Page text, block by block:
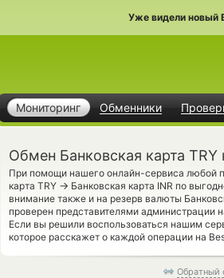
Уже видели новый
Мониторинг Обменники
Обмен Банковская карта TRY
При помощи нашего онлайн-сервиса любой
карта TRY → Банковская карта INR по
внимание также и на резерв валюты
проверен представителями администрации
Если вы решили воспользоваться нашим
которое расскажет о каждой операции на
Обратный